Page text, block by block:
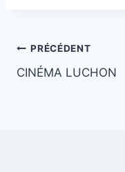
Navigation
de
PRÉCÉDENT
CINÉMA LUCHON